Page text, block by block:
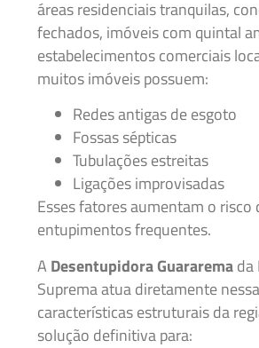
áreas residenciais tranquilas,
fechados, imóveis com quintal
estabelecimentos comerciais
muitos imóveis possuem:
Redes antigas de esgoto
Fossas sépticas
Tubulações estreitas
Ligações improvisadas
Esses fatores aumentam o risco
entupimentos frequentes.
A Desentupidora Guararemada
Suprema atua diretamente
características estruturais da
solução definitiva para: